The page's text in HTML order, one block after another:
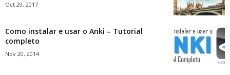
Oct 29, 2017
Como instalar e usar o Anki – Tutorial
completo
Nov 20, 2014